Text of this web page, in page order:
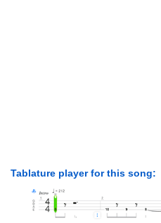
Tablature player for this song: